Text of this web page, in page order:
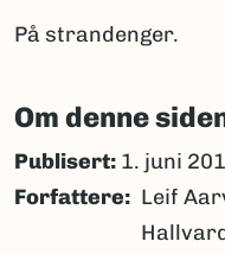
På strandenger.
Om denne
Publisert: 1. juni
Forfattere
Leif